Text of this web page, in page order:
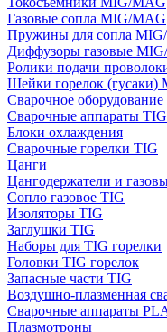
Газовые сопла MIG/MAG
Пружины для сопла
Диффузоры газовые
Ролики подачи
Шейки горелок (гусаки)
Сварочное
Сварочные аппараты TIG
Блоки охлаждения
Сварочные горелки TIG
Цанги
Цангодержатели и
Сопло газовое TIG
Изоляторы TIG
Заглушки TIG
Наборы для TIG горелки
Головки TIG горелок
Запасные части TIG
Воздушно-плазменная
Сварочные аппараты
Плазмотроны